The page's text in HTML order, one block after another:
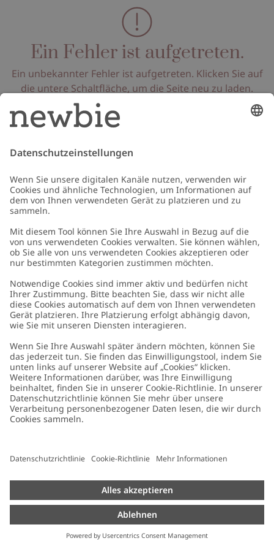
Ein Fehler ist aufgetreten.
Ein unbekannter Fehler ist aufgetreten. Klicken Sie auf
die untere Schaltfläche, um die Seite neu zu laden.
Seite neu laden